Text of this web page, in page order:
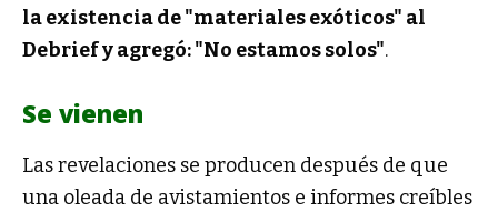
la existencia de "materiales exóticos" al
Debrief y agregó: "No estamos solos".
Se vienen
Las revelaciones se producen después de que
una oleada de avistamientos e informes creíbles